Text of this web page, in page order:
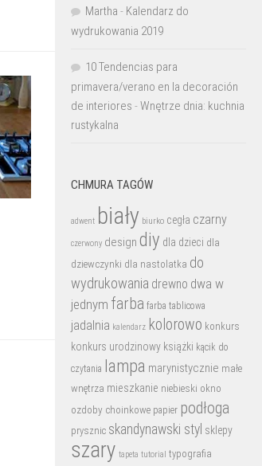
Martha - Kalendarz do
wydrukowania 2019
10 Tendencias para
primavera/verano en la decoración
de interiores -Wnętrze dnia: kuchnia
rustykalna
CHMURA TAGÓW
adwent biały biurko cegła czarny
czerwony design diy dla dzieci dla
dziewczynki dla nastolatka do
wydrukowania drewno dwa w
jednym farba farba tablicowa
jadalnia kalendarz kolorowo konkurs
konkurs urodzinowy książki kącik do
czytania lampa marynistycznie małe
wnętrza mieszkanie niebieski okno
ozdoby choinkowe papier podłoga
prysznic skandynawski styl sklepy
szary tapeta tutorial typografia